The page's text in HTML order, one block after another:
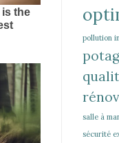
pollution
salle à
sécurité